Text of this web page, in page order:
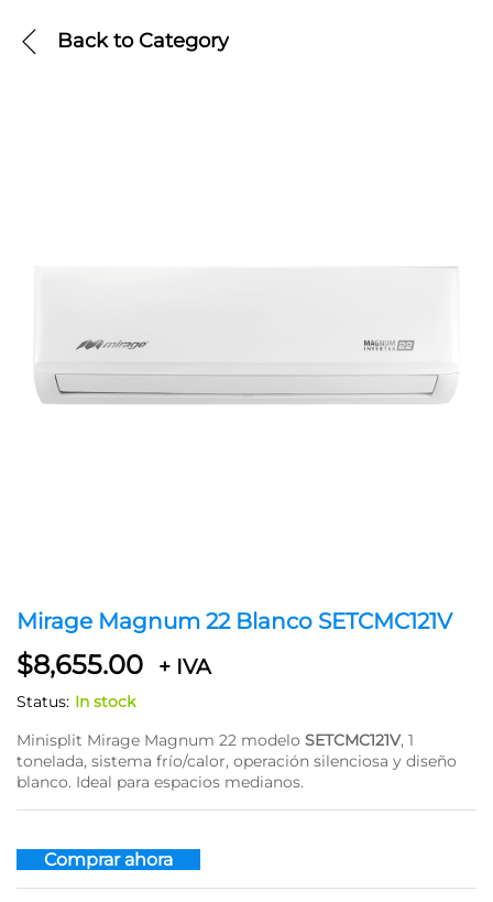
Back toCategory
Mirage Magnum 22 Blanco SETCMC121V
$8,655.00 + IVA
Status: In stock
Minisplit Mirage Magnum 22 modelo SETCMC121V, 1
tonelada, sistema frío/calor, operación silenciosa y diseño
blanco. Ideal para espacios medianos.
Comprar ahora